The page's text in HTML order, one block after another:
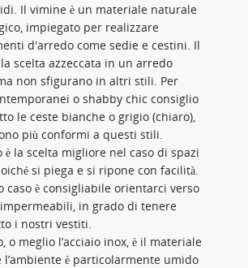
Il vimine è un materiale naturale
impiegato per realizzare
d'arredo come sedie e cestini. Il
scelta azzeccata in un arredo
non sfigurano in altri stili. Per
o shabby chic consiglio
le ceste bianche o grigio (chiaro),
più conformi a questi stili.
è la scelta migliore nel caso di spazi
si piega e si ripone con facilità.
caso è consigliabile orientarci verso
in grado di tenere
i nostri vestiti.
o meglio l’acciaio inox, è il materiale
l’ambiente è particolarmente umido